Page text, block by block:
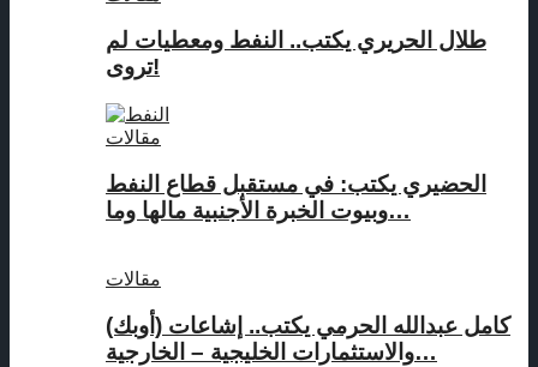
طلال الحريري يكتب.. النفط ومعطيات لم
تروى!
مقالات
الحضيري يكتب: في مستقبل قطاع النفط
وبيوت الخبرة الأجنبية مالها وما…
مقالات
كامل عبدالله الحرمي يكتب.. إشاعات (أوبك)
والاستثمارات الخليجية – الخارجية…